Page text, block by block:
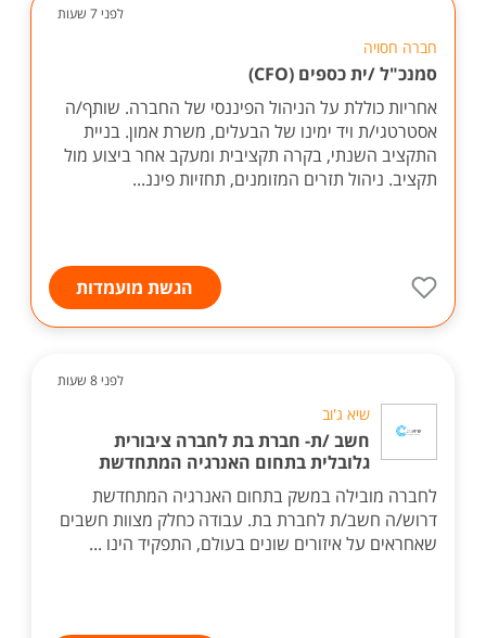
לפני 7 שעות
חברה חסויה
סמנכ"ל /ית כספים (CFO)
אחריות כוללת על הניהול הפיננסי של החברה. שותף/ה
אסטרטגי/ת ויד ימינו של הבעלים, משרת אמון. בניית
התקציב השנתי, בקרה תקציבית ומעקב אחר ביצוע מול
תקציב. ניהול תזרים המזומנים, תחזיות פיננ...
הגשת מועמדות
לפני 8 שעות
שיא ג'וב
חשב /ת- חברת בת לחברה ציבורית
גלובלית בתחום האנרגיה המתחדשת
לחברה מובילה במשק בתחום האנרגיה המתחדשת
דרוש/ה חשב/ת לחברת בת. עבודה כחלק מצוות חשבים
שאחראים על איזורים שונים בעולם, התפקיד הינו ...